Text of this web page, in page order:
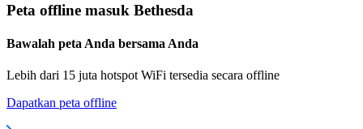
Peta offline masuk Bethesda
Bawalah peta Anda bersama Anda
Lebih dari 15 juta hotspot WiFi tersedia secara offline
Dapatkan peta offline